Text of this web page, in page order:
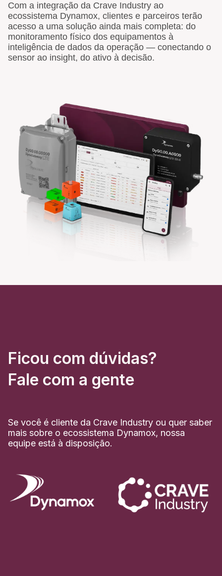
Com a integração da Crave Industry ao
ecossistema Dynamox, clientes e parceiros terão
acesso a uma solução ainda mais completa: do
monitoramento físico dos equipamentos à
inteligência de dados da operação — conectando o
sensor ao insight, do ativo à decisão.
Ficou com dúvidas?
Fale com a gente
Se você é cliente da Crave Industry ou quer saber
mais sobre o ecossistema Dynamox, nossa
equipe está à disposição.